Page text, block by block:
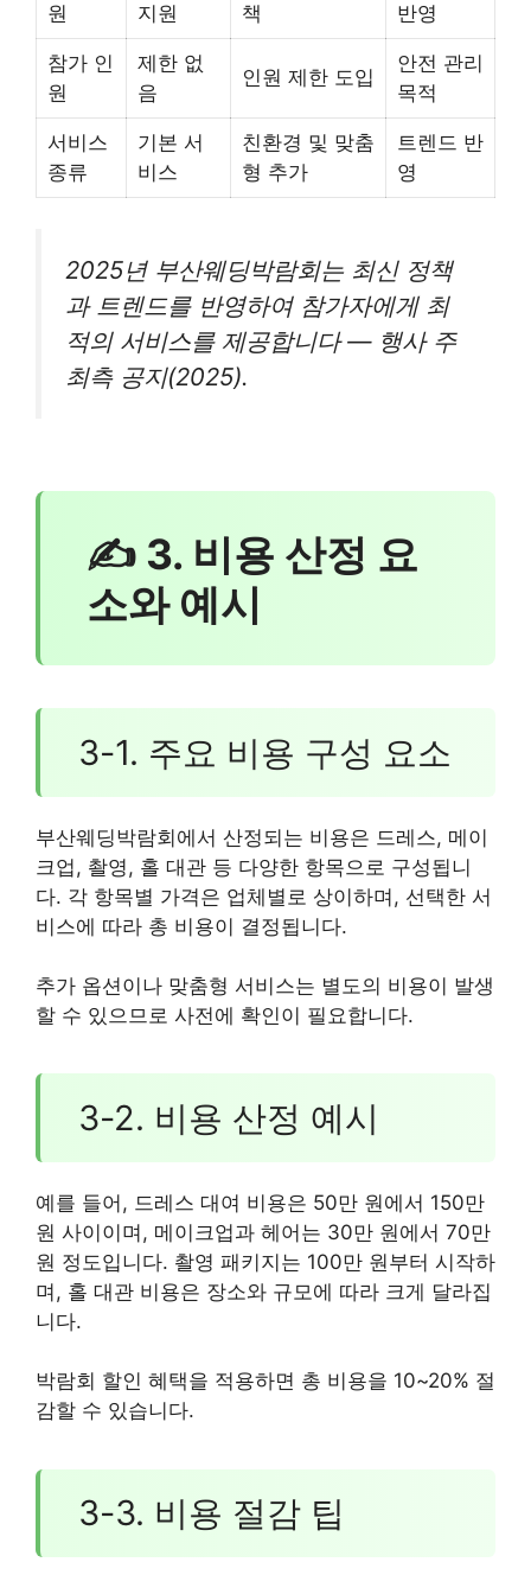
원
지원
책
반영
참가 인
원
제한 없
음
인원 제한 도입
안전 관리
목적
서비스
종류
기본 서
비스
친환경 및 맞춤
형 추가
트렌드 반
영
2025년 부산웨딩박람회는 최신 정책
과 트렌드를 반영하여 참가자에게 최
적의 서비스를 제공합니다 — 행사 주
최측 공지(2025).
✍ 3. 비용 산정 요
소와 예시
3-1. 주요 비용 구성 요소
부산웨딩박람회에서 산정되는 비용은 드레스, 메이
크업, 촬영, 홀 대관 등 다양한 항목으로 구성됩니
다. 각 항목별 가격은 업체별로 상이하며, 선택한 서
비스에 따라 총 비용이 결정됩니다.
추가 옵션이나 맞춤형 서비스는 별도의 비용이 발생
할 수 있으므로 사전에 확인이 필요합니다.
3-2. 비용 산정 예시
예를 들어, 드레스 대여 비용은 50만 원에서 150만
원 사이이며, 메이크업과 헤어는 30만 원에서 70만
원 정도입니다. 촬영 패키지는 100만 원부터 시작하
며, 홀 대관 비용은 장소와 규모에 따라 크게 달라집
니다.
박람회 할인 혜택을 적용하면 총 비용을 10~20% 절
감할 수 있습니다.
3-3. 비용 절감 팁